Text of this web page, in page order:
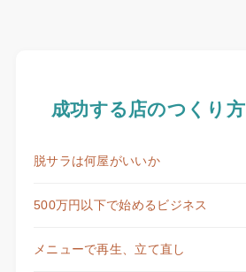
成功する店のつくり方
脱サラは何屋がいいか
500万円以下で始めるビジネス
メニューで再生、立て直し